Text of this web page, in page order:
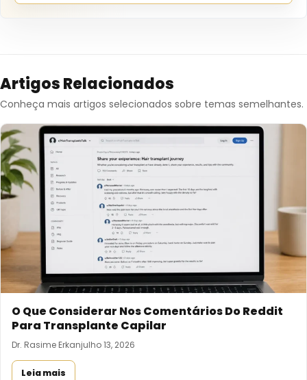
Artigos Relacionados
Conheça mais artigos selecionados sobre temas semelhantes.
O Que Considerar Nos Comentários Do Reddit
Para Transplante Capilar
Dr. Rasime Erkanjulho 13, 2026
Leia mais